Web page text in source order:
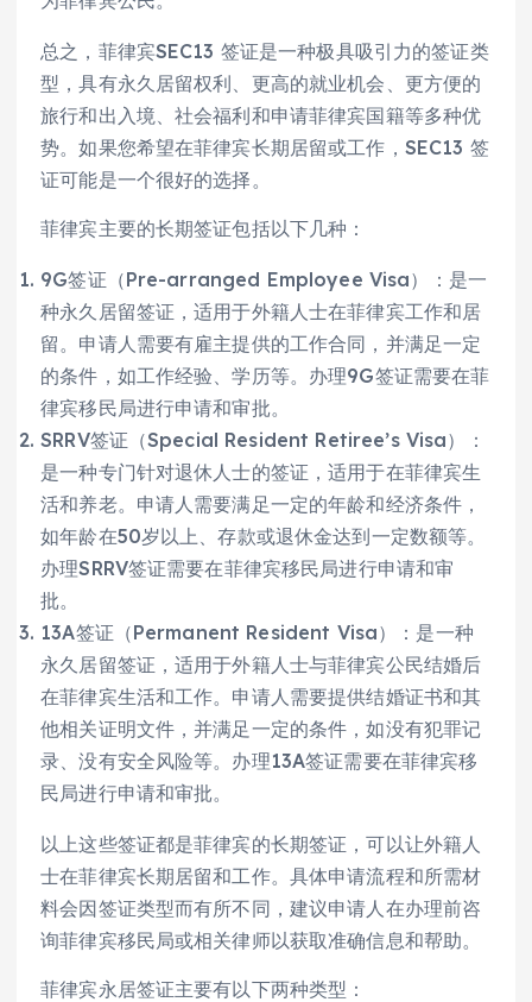
总之，菲律宾SEC13 签证是一种极具吸引力的签证类
型，具有永久居留权利、更高的就业机会、更方便的
旅行和出入境、社会福利和申请菲律宾国籍等多种优
势。如果您希望在菲律宾长期居留或工作，SEC13 签
证可能是一个很好的选择。
菲律宾主要的长期签证包括以下几种：
9G签证（Pre-arranged Employee Visa）：是一
种永久居留签证，适用于外籍人士在菲律宾工作和居
留。申请人需要有雇主提供的工作合同，并满足一定
的条件，如工作经验、学历等。办理9G签证需要在菲
律宾移民局进行申请和审批。
SRRV签证（Special Resident Retiree’s Visa）：
是一种专门针对退休人士的签证，适用于在菲律宾生
活和养老。申请人需要满足一定的年龄和经济条件，
如年龄在50岁以上、存款或退休金达到一定数额等。
办理SRRV签证需要在菲律宾移民局进行申请和审
批。
13A签证（Permanent Resident Visa）：是一种
永久居留签证，适用于外籍人士与菲律宾公民结婚后
在菲律宾生活和工作。申请人需要提供结婚证书和其
他相关证明文件，并满足一定的条件，如没有犯罪记
录、没有安全风险等。办理13A签证需要在菲律宾移
民局进行申请和审批。
以上这些签证都是菲律宾的长期签证，可以让外籍人
士在菲律宾长期居留和工作。具体申请流程和所需材
料会因签证类型而有所不同，建议申请人在办理前咨
询菲律宾移民局或相关律师以获取准确信息和帮助。
菲律宾永居签证主要有以下两种类型：